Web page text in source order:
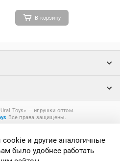
В корзину
Toys» ― игрушки оптом.
Все права защищены.
и другие аналогичные
было удобнее работать